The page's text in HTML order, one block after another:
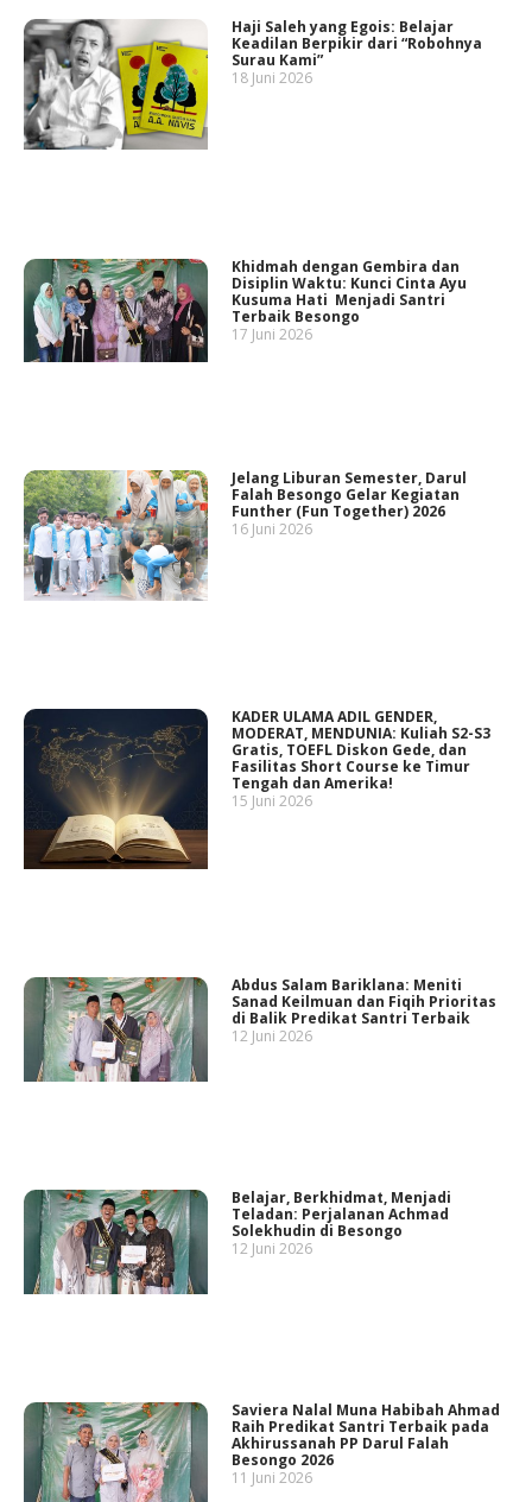
Haji Saleh yang Egois: Belajar
Keadilan Berpikir dari “Robohnya
Surau Kami”
18 Juni 2026
Khidmah dengan Gembira dan
Disiplin Waktu: Kunci Cinta Ayu
Kusuma Hati Menjadi Santri
Terbaik Besongo
17 Juni 2026
Jelang Liburan Semester, Darul
Falah Besongo Gelar Kegiatan
Funther (Fun Together) 2026
16 Juni 2026
KADER ULAMA ADIL GENDER,
MODERAT, MENDUNIA: Kuliah S2-S3
Gratis, TOEFL Diskon Gede, dan
Fasilitas Short Course ke Timur
Tengah dan Amerika!
15 Juni 2026
Abdus Salam Bariklana: Meniti
Sanad Keilmuan dan Fiqih Prioritas
di Balik Predikat Santri Terbaik
12 Juni 2026
Belajar, Berkhidmat, Menjadi
Teladan: Perjalanan Achmad
Solekhudin di Besongo
12 Juni 2026
Saviera Nalal Muna Habibah Ahmad
Raih Predikat Santri Terbaik pada
Akhirussanah PP Darul Falah
Besongo 2026
11 Juni 2026